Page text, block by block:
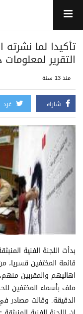
تأكيدا لما نشرته
التقرير
منذ 13 سنة
شارك غرد
بدأت اللجنة الفنية
قائمة المختفين قسريا،
اهاليهم والمقربين
ملف بأسماء المختفين
الدقيقة. وقالت مصادر